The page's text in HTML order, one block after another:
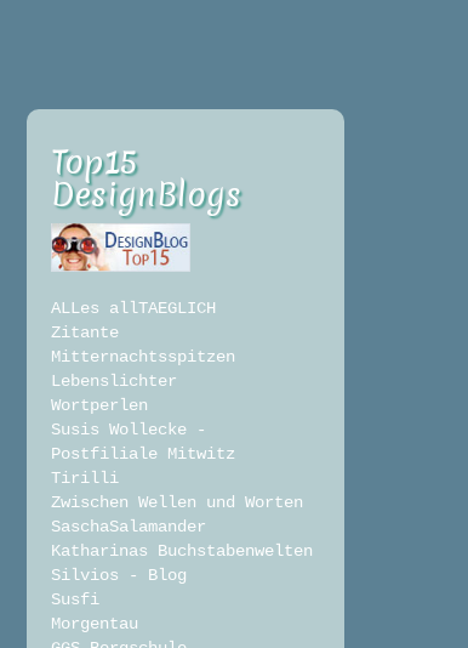
Top15
DesignBlogs
ALLes allTAEGLICH
Zitante
Mitternachtsspitzen
Lebenslichter
Wortperlen
Susis Wollecke -
Postfiliale Mitwitz
Tirilli
Zwischen Wellen und Worten
SaschaSalamander
Katharinas Buchstabenwelten
Silvios - Blog
Susfi
Morgentau